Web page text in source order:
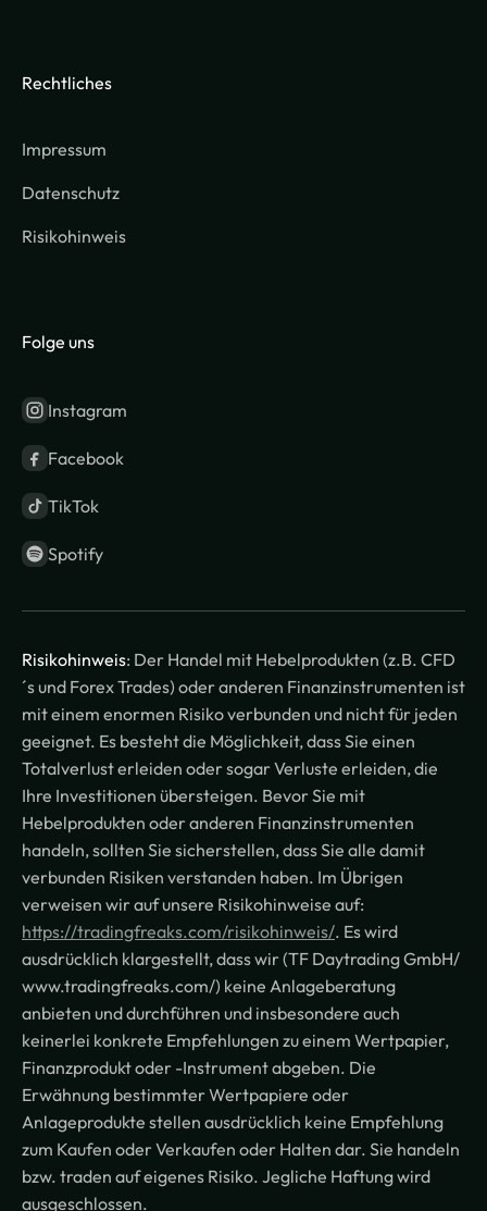
Rechtliches
Impressum
Datenschutz
Risikohinweis
Folge uns
Instagram
Facebook
TikTok
Spotify
Risikohinweis: Der Handel mit Hebelprodukten (z.B. CFD
´s und Forex Trades) oder anderen Finanzinstrumenten ist
mit einem enormen Risiko verbunden und nicht für jeden
geeignet. Es besteht die Möglichkeit, dass Sie einen
Totalverlust erleiden oder sogar Verluste erleiden, die
Ihre Investitionen übersteigen. Bevor Sie mit
Hebelprodukten oder anderen Finanzinstrumenten
handeln, sollten Sie sicherstellen, dass Sie alle damit
verbunden Risiken verstanden haben. Im Übrigen
verweisen wir auf unsere Risikohinweise auf:
https://tradingfreaks.com/risikohinweis/. Es wird
ausdrücklich klargestellt, dass wir (TF Daytrading GmbH/
www.tradingfreaks.com/) keine Anlageberatung
anbieten und durchführen und insbesondere auch
keinerlei konkrete Empfehlungen zu einem Wertpapier,
Finanzprodukt oder -Instrument abgeben. Die
Erwähnung bestimmter Wertpapiere oder
Anlageprodukte stellen ausdrücklich keine Empfehlung
zum Kaufen oder Verkaufen oder Halten dar. Sie handeln
bzw. traden auf eigenes Risiko. Jegliche Haftung wird
ausgeschlossen.